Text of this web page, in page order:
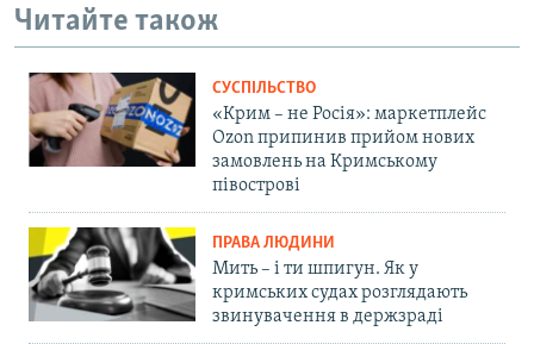
Читайте також
СУСПІЛЬСТВО
«Крим – не Росія»: маркетплейс
Ozon припинив прийом нових
замовлень на Кримському
півострові
ПРАВА ЛЮДИНИ
Мить – і ти шпигун. Як у
кримських судах розглядають
звинувачення в держзраді